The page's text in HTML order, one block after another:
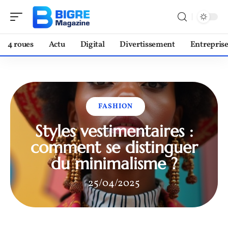
4 roues Actu Digital Divertissement Entreprise
FASHION
Styles vestimentaires :
comment se distinguer
du minimalisme ?
25/04/2025